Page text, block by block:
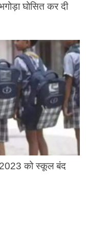
घोसित कर दी
को स्कूल बंद